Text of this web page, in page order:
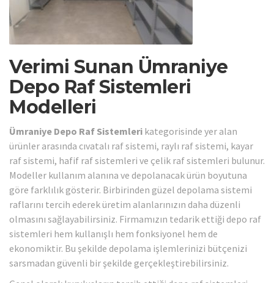
Verimi Sunan Ümraniye
Depo Raf Sistemleri
Modelleri
Ümraniye Depo Raf Sistemleri kategorisinde yer alan
ürünler arasında cıvatalı raf sistemi, raylı raf sistemi, kayar
raf sistemi, hafif raf sistemleri ve çelik raf sistemleri bulunur.
Modeller kullanım alanına ve depolanacak ürün boyutuna
göre farklılık gösterir. Birbirinden güzel depolama sistemi
raflarını tercih ederek üretim alanlarınızın daha düzenli
olmasını sağlayabilirsiniz. Firmamızın tedarik ettiği depo raf
sistemleri hem kullanışlı hem fonksiyonel hem de
ekonomiktir. Bu şekilde depolama işlemlerinizi bütçenizi
sarsmadan güvenli bir şekilde gerçekleştirebilirsiniz.